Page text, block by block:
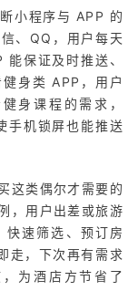
小程序与 APP 的
、QQ，用户每天
保证及时推送、
身类 APP，用户
身课程的需求，
手机锁屏也能推送
这类偶尔才需要的
，用户出差或旅游
快速筛选、预订房
走，下次再有需求
为酒店方节省了